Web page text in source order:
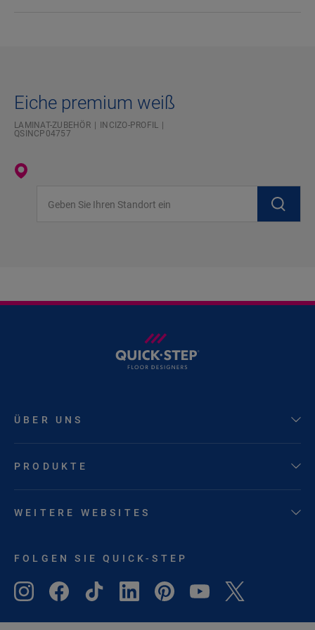
Eiche premium weiß
LAMINAT-ZUBEHÖR
INCIZO-PROFIL
QSINCP04757
ÜBER UNS
PRODUKTE
WEITERE WEBSITES
FOLGEN SIE QUICK-STEP